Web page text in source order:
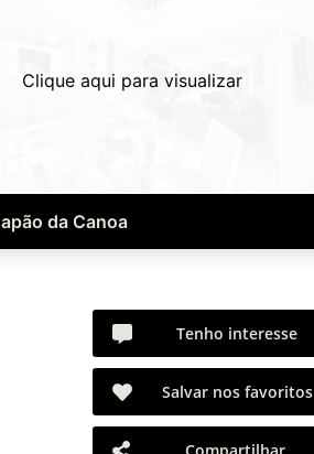
Clique aqui para visualizar
da Canoa
Tenho interesse
Salvar nos favoritos